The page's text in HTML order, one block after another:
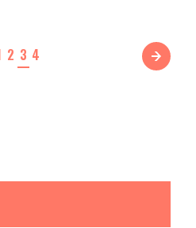
2 3 4